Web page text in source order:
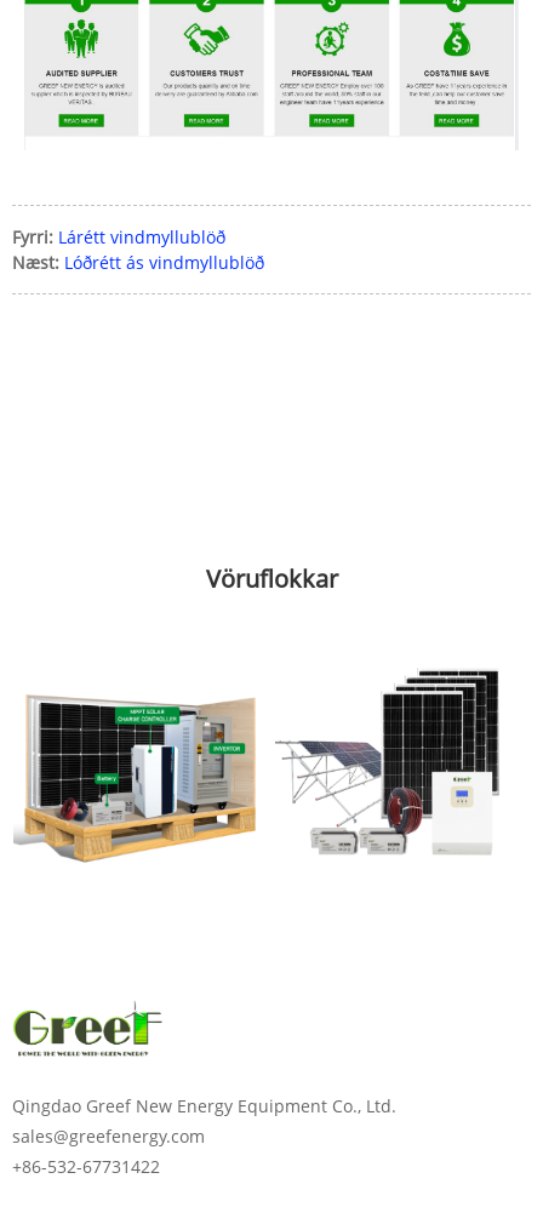
Fyrri: Lárétt vindmyllublöð
Næst: Lóðrétt ás vindmyllublöð
Vöruflokkar
Qingdao Greef New Energy Equipment Co., Ltd.
sales@greefenergy.com
+86-532-67731422